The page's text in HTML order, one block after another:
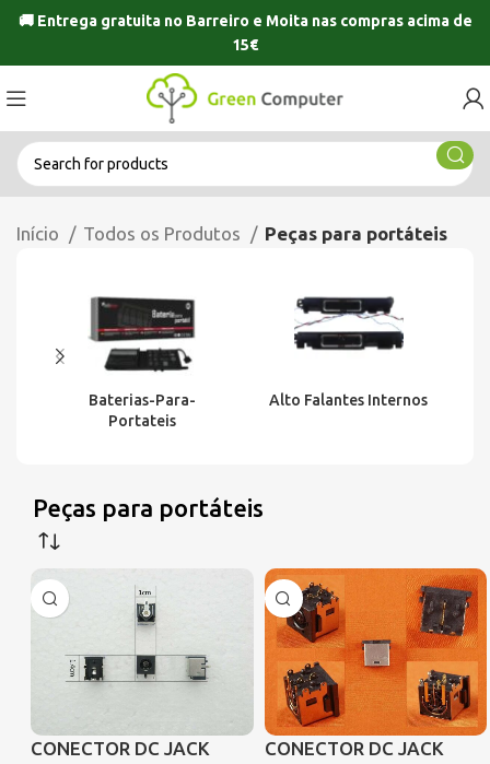
🚚 Entrega gratuita no Barreiro e Moitanas compras acima de
15€
Início Todos os Produtos Peças para portáteis
Baterias-Para-
Portateis
Alto Falantes Internos
Peças para portáteis
CONECTOR DC JACK
CONECTOR DC JACK